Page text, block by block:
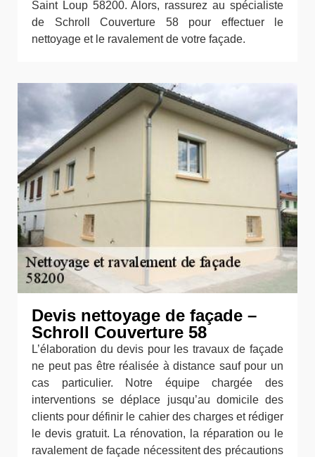
Saint Loup 58200. Alors, rassurez au spécialiste
de Schroll Couverture 58 pour effectuer le
nettoyage et le ravalement de votre façade.
Devis nettoyage de façade –
Schroll Couverture 58
L’élaboration du devis pour les travaux de façade
ne peut pas être réalisée à distance sauf pour un
cas particulier. Notre équipe chargée des
interventions se déplace jusqu’au domicile des
clients pour définir le cahier des charges et rédiger
le devis gratuit. La rénovation, la réparation ou le
ravalement de façade nécessitent des précautions